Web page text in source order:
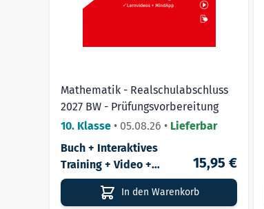
Mathematik - Realschulabschluss
2027 BW - Prüfungsvorbereitung
10. Klasse • 05.08.26 • Lieferbar
Buch + Interaktives
Training + Video +
MindApp
15,95 €
In den Warenkorb